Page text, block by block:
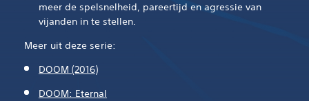
meer de spelsnelheid, pareertijd en agressie van
vijanden in te stellen.
Meer uit deze serie:
DOOM (2016)‎
DOOM: Eternal